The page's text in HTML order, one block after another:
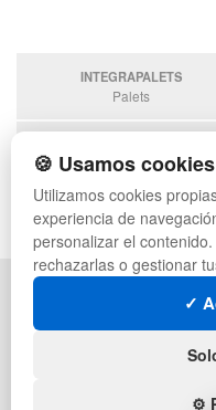
INTEGRAPALETS
Palets
Sobrantes
ESTANTERIASKIT
Estanterias
POLÍTICA DE PRIVACIDAD
🍪 Usamos cookies
Utilizamos cookies
experiencia de
personalizar el
rechazarlas o gestionar
✓
⚙️